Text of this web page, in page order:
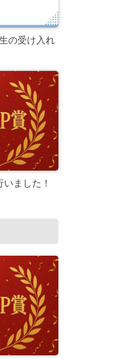
の受け入れ
ました！